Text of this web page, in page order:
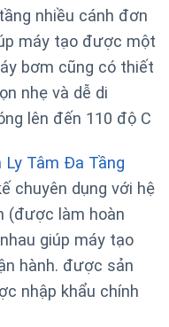
nhiều cánh đơn
máy tạo được một
bơm cũng có thiết
nhẹ và dễ di
lên đến 110 độ C
Ly Tâm Đa Tầng
chuyên dụng với hệ
(được làm hoàn
giúp máy tạo
hành. được sản
nhập khẩu chính